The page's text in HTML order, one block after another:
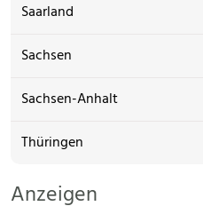
Saarland
Sachsen
Sachsen-Anhalt
Thüringen
Anzeigen